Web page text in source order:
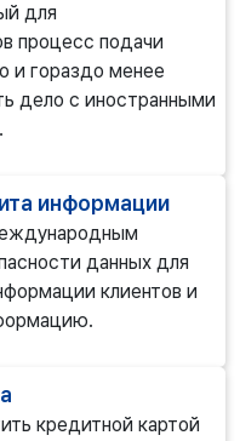
для
процесс подачи
и гораздо менее
дело с иностранными
информации
данных для
клиентов и
кредитной картой